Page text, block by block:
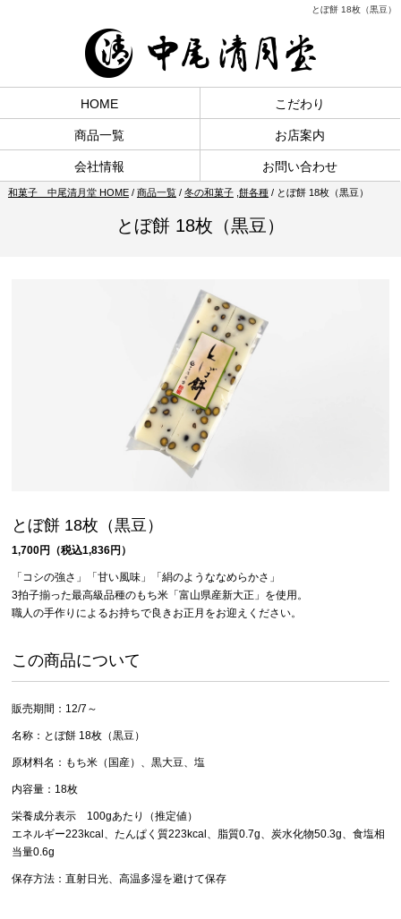
とぼ餅 18枚（黒豆）
HOME こだわり
商品一覧 お店案内
会社情報 お問い合わせ
和菓子 中尾清月堂 HOME/ 商品一覧/ 冬の和菓子, 餅各種/ とぼ餅 18枚（黒豆）
とぼ餅 18枚（黒豆）
とぼ餅 18枚（黒豆）
1,700円（税込1,836円）
「コシの強さ」「甘い風味」「絹のようななめらかさ」
3拍子揃った最高級品種のもち米「富山県産新大正」を使用。
職人の手作りによるお持ちで良きお正月をお迎えください。
この商品について
販売期間：12/7～
名称：とぼ餅 18枚（黒豆）
原材料名：もち米（国産）、黒大豆、塩
内容量：18枚
栄養成分表示 100gあたり（推定値）
エネルギー223kcal、たんぱく質223kcal、脂質0.7g、炭水化物50.3g、食塩相
当量0.6g
保存方法：直射日光、高温多湿を避けて保存